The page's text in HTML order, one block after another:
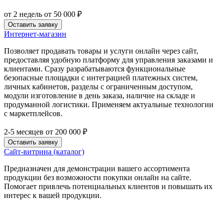
от 2 недель от 50 000 ₽
Оставить заявку
Интернет-магазин
Позволяет продавать товары и услуги онлайн через сайт,
предоставляя удобную платформу для управления заказами и
клиентами. Сразу разрабатываются функциональные
безопасные площадки с интеграцией платежных систем,
личных кабинетов, разделы с ограниченным доступом,
модули изготовление в день заказа, наличие на складе и
продуманной логистики. Применяем актуальные технологии
с маркетплейсов.
2-5 месяцев от 200 000 ₽
Оставить заявку
Сайт-витрина (каталог)
Предназначен для демонстрации вашего ассортимента
продукции без возможности покупки онлайн на сайте.
Помогает привлечь потенциальных клиентов и повышать их
интерес к вашей продукции.